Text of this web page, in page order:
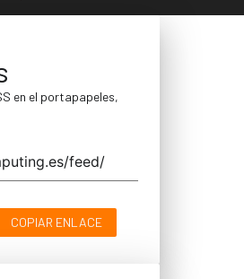
en el portapapeles,
COPIAR ENLACE